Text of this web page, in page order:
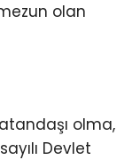
olan
olma,
Devlet